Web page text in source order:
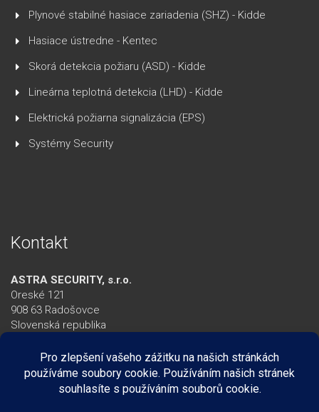
Plynové stabilné hasiace zariadenia (SHZ) - Kidde
Hasiace ústredne - Kentec
Skorá detekcia požiaru (ASD) - Kidde
Lineárna teplotná detekcia (LHD) - Kidde
Elektrická požiarna signalizácia (EPS)
Systémy Security
Kontakt
ASTRA SECURITY, s.r.o.
Oreské 121
908 63 Radošovce
Slovenská republika